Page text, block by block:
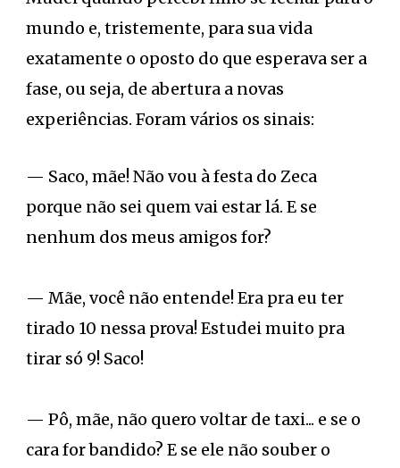
mundo e, tristemente, para sua vida
exatamente o oposto do que esperava ser a
fase, ou seja, de abertura a novas
experiências. Foram vários os sinais:
— Saco, mãe! Não vou à festa do Zeca
porque não sei quem vai estar lá. E se
nenhum dos meus amigos for?
— Mãe, você não entende! Era pra eu ter
tirado 10 nessa prova! Estudei muito pra
tirar só 9! Saco!
— Pô, mãe, não quero voltar de taxi... e se o
cara for bandido? E se ele não souber o